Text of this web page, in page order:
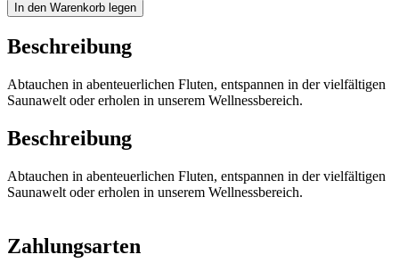
In den Warenkorb legen
Beschreibung
Abtauchen in abenteuerlichen Fluten, entspannen in der vielfältigen
Saunawelt oder erholen in unserem Wellnessbereich.
Beschreibung
Abtauchen in abenteuerlichen Fluten, entspannen in der vielfältigen
Saunawelt oder erholen in unserem Wellnessbereich.
Zahlungsarten